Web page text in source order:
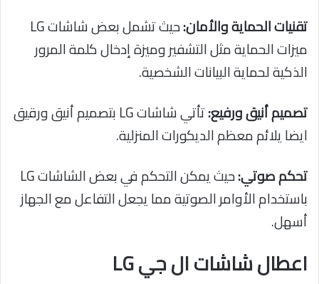
تقنيات الحماية والأمان:
حيث تشمل بعض شاشات LG
ميزات الحماية مثل التشفير وميزة إدخال كلمة المرور
الذكية لحماية البيانات الشخصية.
تصميم أنيق ورفيع:
تأتي شاشات LG بتصميم أنيق ورقيق
ايضا يلائم معظم الديكورات المنزلية.
تحكم صوتي:
حيث يمكن التحكم في بعض الشاشات LG
باستخدام الأوامر الصوتية مما يجعل التفاعل مع الجهاز
أسهل.
اعطال شاشات ال جي LG